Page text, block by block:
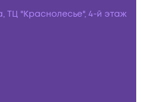
ТЦ "Краснолесье", 4-й этаж